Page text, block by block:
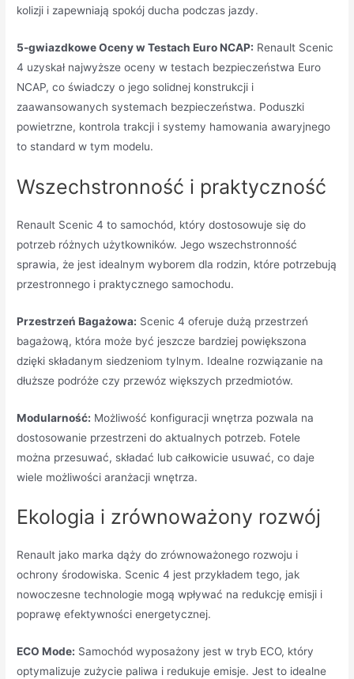
kolizji i zapewniają spokój ducha podczas jazdy.
5-gwiazdkowe Oceny w Testach Euro NCAP: Renault Scenic
4 uzyskał najwyższe oceny w testach bezpieczeństwa Euro
NCAP, co świadczy o jego solidnej konstrukcji i
zaawansowanych systemach bezpieczeństwa. Poduszki
powietrzne, kontrola trakcji i systemy hamowania awaryjnego
to standard w tym modelu.
Wszechstronność i praktyczność
Renault Scenic 4 to samochód, który dostosowuje się do
potrzeb różnych użytkowników. Jego wszechstronność
sprawia, że jest idealnym wyborem dla rodzin, które potrzebują
przestronnego i praktycznego samochodu.
Przestrzeń Bagażowa: Scenic 4 oferuje dużą przestrzeń
bagażową, która może być jeszcze bardziej powiększona
dzięki składanym siedzeniom tylnym. Idealne rozwiązanie na
dłuższe podróże czy przewóz większych przedmiotów.
Modularność: Możliwość konfiguracji wnętrza pozwala na
dostosowanie przestrzeni do aktualnych potrzeb. Fotele
można przesuwać, składać lub całkowicie usuwać, co daje
wiele możliwości aranżacji wnętrza.
Ekologia i zrównoważony rozwój
Renault jako marka dąży do zrównoważonego rozwoju i
ochrony środowiska. Scenic 4 jest przykładem tego, jak
nowoczesne technologie mogą wpływać na redukcję emisji i
poprawę efektywności energetycznej.
ECO Mode: Samochód wyposażony jest w tryb ECO, który
optymalizuje zużycie paliwa i redukuje emisje. Jest to idealne